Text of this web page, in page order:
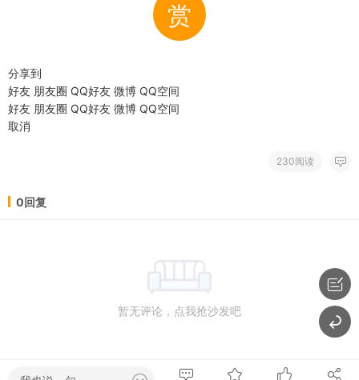
赏
分享到
好友 朋友圈 QQ好友 微博 QQ空间
好友 朋友圈 QQ好友 微博 QQ空间
取消
230阅读
0回复
暂无评论，点我抢沙发吧